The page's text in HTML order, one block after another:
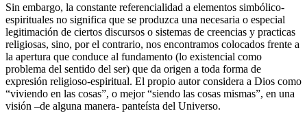
Sin embargo, la constante referencialidad a elementos simbólico-
espirituales no significa que se produzca una necesaria o especial
legitimación de ciertos discursos o sistemas de creencias y practicas
religiosas, sino, por el contrario, nos encontramos colocados frente a
la apertura que conduce al fundamento (lo existencial como
problema del sentido del ser) que da origen a toda forma de
expresión religioso-espiritual. El propio autor considera a Dios como
“viviendo en las cosas”, o mejor “siendo las cosas mismas”, en una
visión –de alguna manera- panteísta del Universo.